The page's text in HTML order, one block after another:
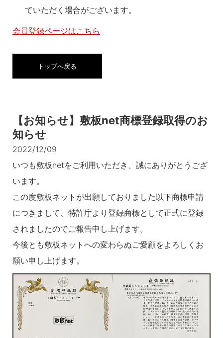
ていただく場合がございます。
会員登録ページはこちら
トップへ戻る
【お知らせ】敷板net商標登録取得のお
知らせ
2022/12/09
いつも敷板netをご利用いただき、誠にありがとうござ
います。
この度敷板ネットが出願しておりました以下商標申請
につきまして、特許庁より登録商標として正式に登録
されましたのでご報告申し上げます。
今後とも敷板ネットへの変わらぬご愛顧をよろしくお
願い申し上げます。